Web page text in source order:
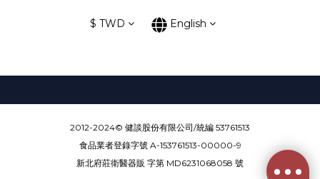
$ TWD English
2012-2024© 健談股份有限公司/統編 53761513
食品業者登錄字號 A-153761513-00000-9
新北府莊衛醫器販 字第 MD6231068058 號